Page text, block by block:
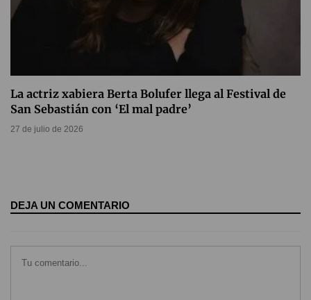
La actriz xabiera Berta Bolufer llega al Festival de
San Sebastián con ‘El mal padre’
27 de julio de 2026
DEJA UN COMENTARIO